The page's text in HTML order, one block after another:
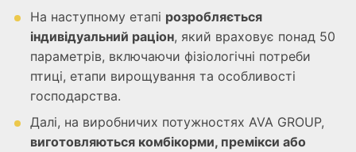
На наступному етапі розробляється
індивідуальний раціон, який враховує понад 50
параметрів, включаючи фізіологічні потреби
птиці, етапи вирощування та особливості
господарства.
Далі, на виробничих потужностях AVA GROUP,
виготовляються комбікорми, премікси або